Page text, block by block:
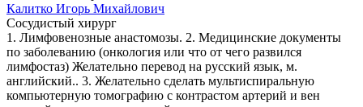
Калитко Игорь Михайлович
Сосудистый хирург
1. Лимфовенозные анастомозы. 2. Медицинские документы
по заболеванию (онкология или что от чего развился
лимфостаз) Желательно перевод на русский язык, м.
английский.. 3. Желательно сделать мультиспиральную
компьютерную томографию с контрастом артерий и вен